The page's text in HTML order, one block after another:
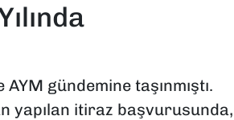
gündemine taşınmıştı.
yapılan itiraz başvurusunda,